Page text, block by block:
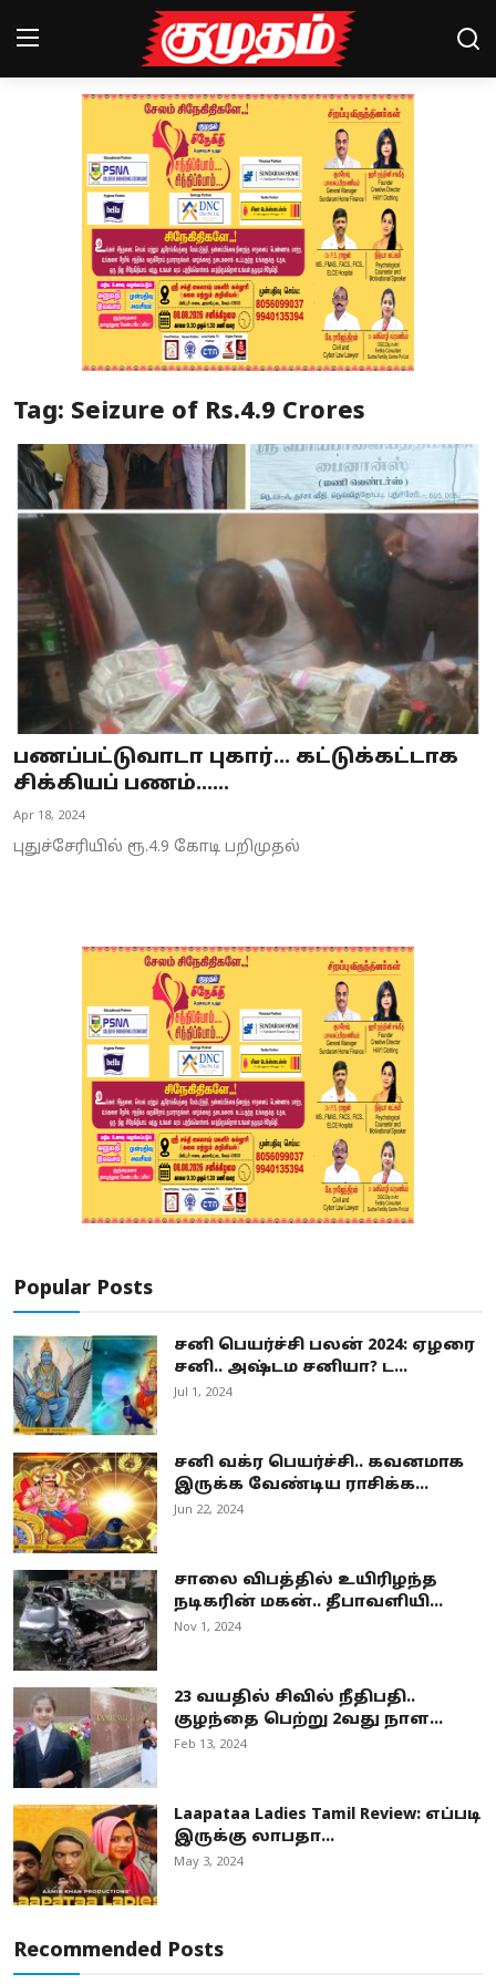
Magazines
Special Story
Business
Crime
Tamilnadu
National
World
Astrology
Spirituality
Tag: Seizure of Rs.4.9 Crores
பணப்பட்டுவாடா புகார்... கட்டுக்கட்டாக
சிக்கியப் பணம்......
Apr 18, 2024
புதுச்சேரியில் ரூ.4.9 கோடி பறிமுதல்
Popular Posts
சனி பெயர்ச்சி பலன் 2024: ஏழரை
சனி.. அஷ்டம சனியா? ட...
Jul 1, 2024
சனி வக்ர பெயர்ச்சி.. கவனமாக
இருக்க வேண்டிய ராசிக்க...
Jun 22, 2024
சாலை விபத்தில் உயிரிழந்த
நடிகரின் மகன்.. தீபாவளியி...
Nov 1, 2024
23 வயதில் சிவில் நீதிபதி..
குழந்தை பெற்று 2வது நாள...
Feb 13, 2024
Laapataa Ladies Tamil Review: எப்படி
இருக்கு லாபதா...
May 3, 2024
Recommended Posts